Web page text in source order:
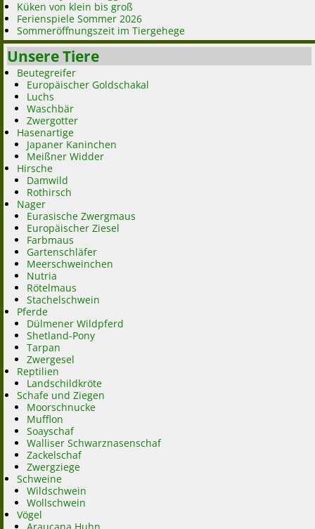
Küken von klein bis groß
Ferienspiele Sommer 2026
Sommeröffnungszeit im Tiergehege
Unsere Tiere
Beutegreifer
Europäischer Goldschakal
Luchs
Waschbär
Zwergotter
Hasenartige
Japaner Kaninchen
Meißner Widder
Hirsche
Damwild
Rothirsch
Nager
Eurasische Zwergmaus
Europäischer Ziesel
Farbmaus
Gartenschläfer
Meerschweinchen
Nutria
Rötelmaus
Stachelschwein
Pferde
Dülmener Wildpferd
Shetland-Pony
Tarpan
Zwergesel
Reptilien
Landschildkröte
Schafe und Ziegen
Moorschnucke
Mufflon
Soayschaf
Walliser Schwarznasenschaf
Zackelschaf
Zwergziege
Schweine
Wildschwein
Wollschwein
Vögel